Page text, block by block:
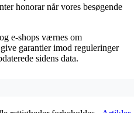
honorar når vores besøgende
e-shops værnes om
garantier imod reguleringer
sidens data.